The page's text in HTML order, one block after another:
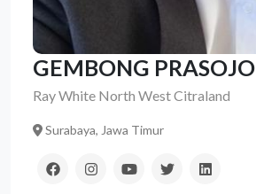
GEMBONG PRASOJO
Ray White North West Citraland
Surabaya, Jawa Timur